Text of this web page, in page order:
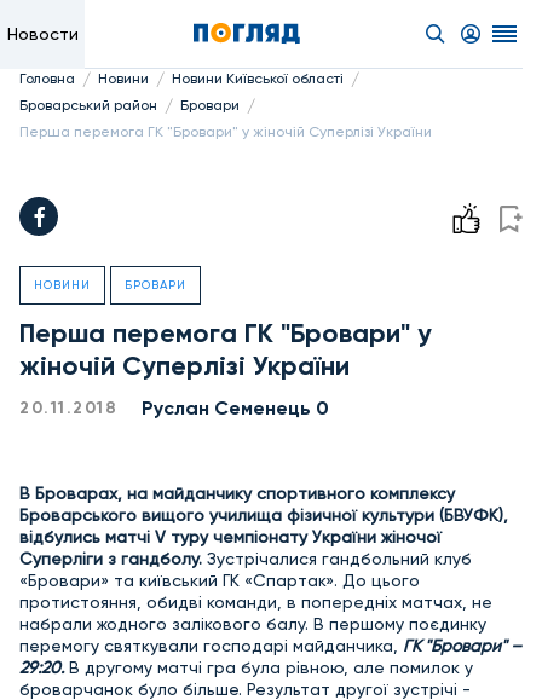
Новости
Головна / Новини / Новини Київської області /
Броварський район / Бровари /
Перша перемога ГК "Бровари" у жіночій Суперлізі України
НОВИНИ БРОВАРИ
Перша перемога ГК "Бровари" у
жіночій Суперлізі України
20.11.2018 Руслан Семенець 0
В Броварах, на майданчику спортивного комплексу
Броварського вищого училища фізичноїкультури (БВУФК),
відбулись матчі V туру чемпіонату України жіночої
Суперліги з гандболу. Зустрічалися гандбольний клуб
«Бровари» та київський ГК «Спартак». До цього
протистояння, обидві команди, в попередніх матчах, не
набрали жодного залікового балу. В першому поєдинку
перемогу святкували господарі майданчика, ГК "Бровари" –
29:20.В другому матчі гра була рівною, але помилок у
броварчанок було більше. Результат другої зустрічі -